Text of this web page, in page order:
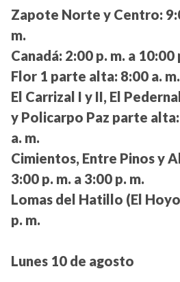
Zapote Norte y Centro:
m.
Canadá: 2:00 p. m. a 10:00
Flor 1 parte alta: 8:00 a.
El Carrizal I y II, El
y Policarpo Paz parte alta:
a. m.
Cimientos, Entre Pinos y
3:00 p. m. a 3:00 p. m.
Lomas del Hatillo (El
p. m.
Lunes 10 de agosto